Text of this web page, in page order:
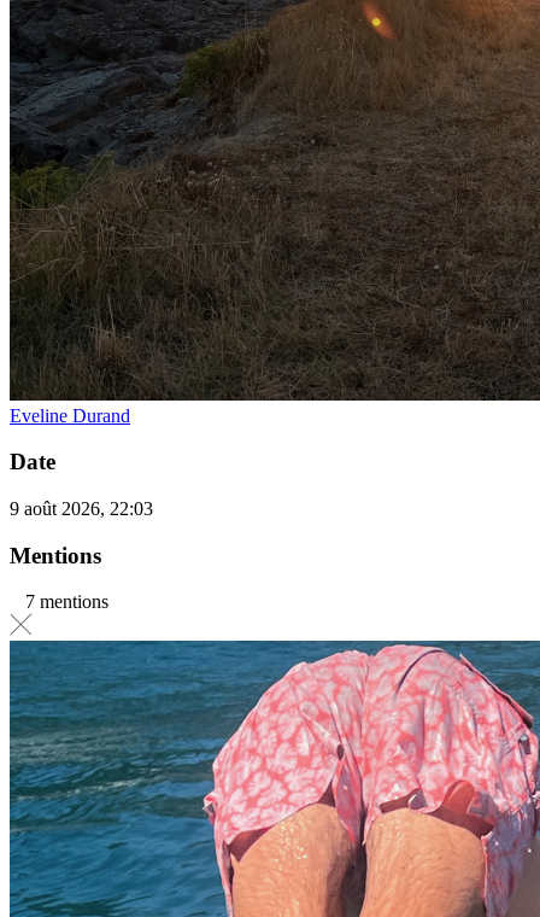
Eveline Durand
Date
9 août 2026, 22:03
Mentions
7 mentions